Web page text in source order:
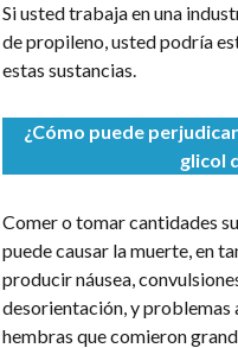
Si usted trabaja en una
de propileno, usted podría
estas sustancias.
¿Cómo puede
glicol
Comer o tomar cantidades
puede causar la muerte, en
producir náusea,
desorientación, y problemas
hembras que comieron